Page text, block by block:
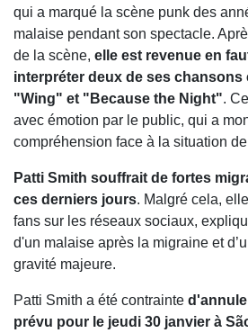
qui a marqué la scène punk des
malaise pendant son spectacle.
de la scène, elle est revenue en
interpréter deux de ses chansons
"Wing" et "Because the Night".
avec émotion par le public, qui a
compréhension face à la situation
Patti Smith souffrait de fortes
ces derniers jours. Malgré cela,
fans sur les réseaux sociaux,
d'un malaise après la migraine et
gravité majeure.
Patti Smith a été contrainte
prévu pour le jeudi 30 janvier à